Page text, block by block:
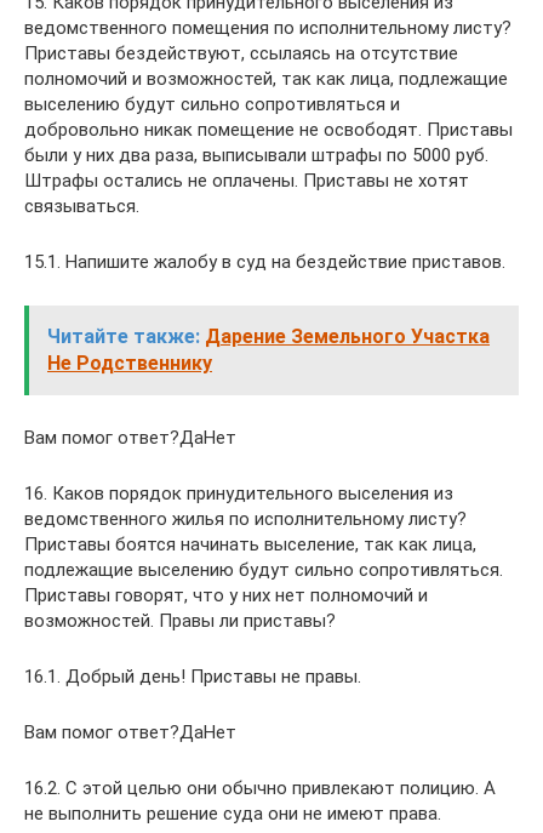
ведомственного помещения по исполнительному листу?
Приставы бездействуют, ссылаясь на отсутствие
полномочий и возможностей, так как лица, подлежащие
выселению будут сильно сопротивляться и
добровольно никак помещение не освободят. Приставы
были у них два раза, выписывали штрафы по 5000 руб.
Штрафы остались не оплачены. Приставы не хотят
связываться.
15.1. Напишите жалобу в суд на бездействие приставов.
Читайте также: Дарение Земельного Участка
Не Родственнику
Вам помог ответ?ДаНет
16. Каков порядок принудительного выселения из
ведомственного жилья по исполнительному листу?
Приставы боятся начинать выселение, так как лица,
подлежащие выселению будут сильно сопротивляться.
Приставы говорят, что у них нет полномочий и
возможностей. Правы ли приставы?
16.1. Добрый день! Приставы не правы.
Вам помог ответ?ДаНет
16.2. С этой целью они обычно привлекают полицию. А
не выполнить решение суда они не имеют права.